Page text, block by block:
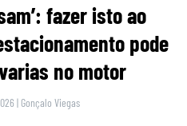
fazer isto ao
pode
no motor
| Gonçalo Viegas